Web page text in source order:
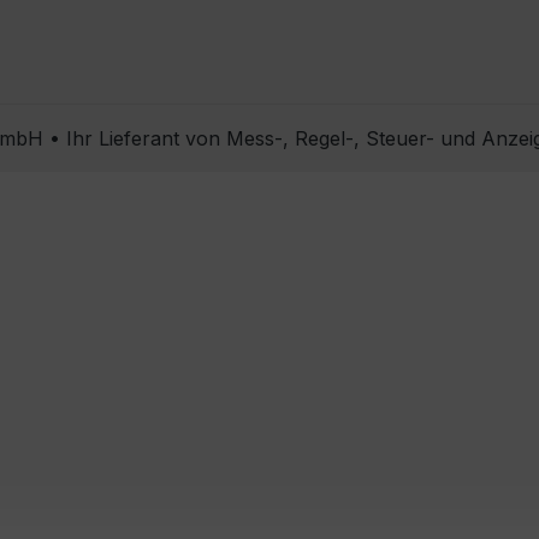
• Ihr Lieferant von Mess-, Regel-, Steuer- und